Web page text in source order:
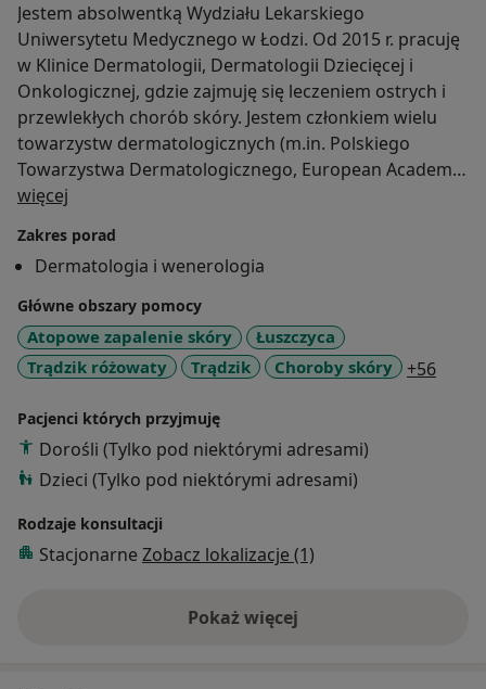
Jestem absolwentką Wydziału Lekarskiego
Uniwersytetu Medycznego w Łodzi. Od 2015 r. pracuję
w Klinice Dermatologii, Dermatologii Dziecięcej i
Onkologicznej, gdzie zajmuję się leczeniem ostrych i
przewlekłych chorób skóry. Jestem członkiem wielu
towarzystw dermatologicznych (m.in. Polskiego
Towarzystwa Dermatologicznego, European Academy
of Dermatology and Venerology, International
umiejętności na krajowych i międzynarodowych
szkoleniach, aby być na bieżąco z najnowszymi
doniesieniami naukowymi. Pracuję również jako
nauczyciel akademicki Uniwersytetu Medycznego w
Łodzi.
Zajmuję się leczeniem zarówno u dzieci jak i u
łuszczycy, chorób alergicznych, bakteryjnych i
wirusowych. Jestem autorką publikacji w tym zakresie
w czasopismach naukowych. Szczególnie interesuję
badaniem znamion - szkolenia w tym zakresie
odbywałam m.in. w Mediolanie i Brukseli. W zakresie
więcej
Zakres porad
Dermatologia i wenerologia
Główne obszary pomocy
Atopowe zapalenie skóry
Łuszczyca
Trądzik różowaty
Trądzik Choroby skóry +56
Pacjenci których przyjmuję
Dorośli (Tylko pod niektórymi adresami)
Dzieci (Tylko pod niektórymi adresami)
Rodzaje konsultacji
Stacjonarne Zobacz lokalizacje (1)
Pokaż więcejo doświadczeniu